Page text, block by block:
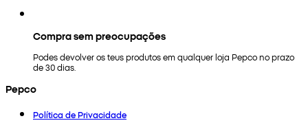
Compra sem preocupações
Podes devolver os teus produtos em qualquer loja Pepco no prazo
de 30 dias.
Pepco
Política de Privacidade